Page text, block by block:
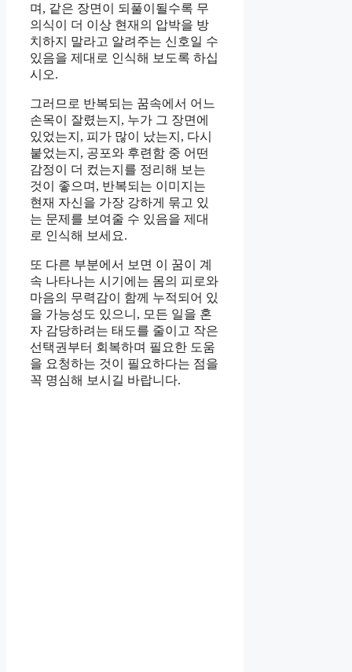
며, 같은 장면이 되풀이될수록 무
의식이 더 이상 현재의 압박을 방
치하지 말라고 알려주는 신호일 수
있음을 제대로 인식해 보도록 하십
시오.
그러므로 반복되는 꿈속에서 어느
손목이 잘렸는지, 누가 그 장면에
있었는지, 피가 많이 났는지, 다시
붙었는지, 공포와 후련함 중 어떤
감정이 더 컸는지를 정리해 보는
것이 좋으며, 반복되는 이미지는
현재 자신을 가장 강하게 묶고 있
는 문제를 보여줄 수 있음을 제대
로 인식해 보세요.
또 다른 부분에서 보면 이 꿈이 계
속 나타나는 시기에는 몸의 피로와
마음의 무력감이 함께 누적되어 있
을 가능성도 있으니, 모든 일을 혼
자 감당하려는 태도를 줄이고 작은
선택권부터 회복하며 필요한 도움
을 요청하는 것이 필요하다는 점을
꼭 명심해 보시길 바랍니다.